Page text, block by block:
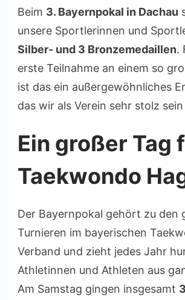
Beim 3. Bayernpokal in Dachau
unsere Sportlerinnen und
Silber- und 3 Bronzemedaillen.
erste Teilnahme an einem so
ist das ein außergewöhnliches
das wir als Verein sehr stolz
Ein großer Tag
Taekwondo
Der Bayernpokal gehört zu den
Turnieren im bayerischen
Verband und zieht jedes Jahr
Athletinnen und Athleten aus
Am Samstag gingen insgesamt